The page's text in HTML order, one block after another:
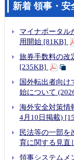
新着 領事・安
マイナポータル
用開始 [81KB]
旅券手数料の改
[235KB]
国外転出者向け
始について
海外安全対策情
4月10日掲載)
民法等の一部を
育に関する見直
領事システムメ